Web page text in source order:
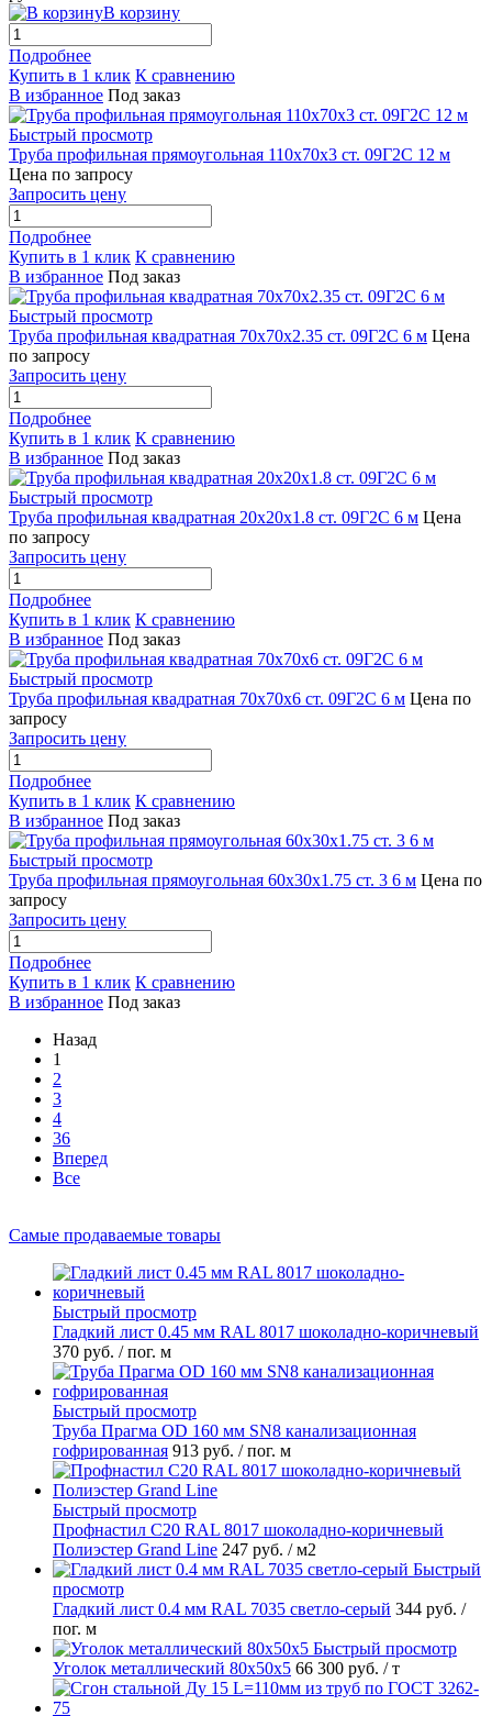
В корзину
Подробнее
Купить в 1 клик К сравнению
В избранное Под заказ
Быстрый просмотр
Труба профильная прямоугольная 110х70х3 ст. 09Г2С 12 м
Цена по запросу
Запросить цену
Подробнее
Купить в 1 клик К сравнению
В избранное Под заказ
Быстрый просмотр
Труба профильная квадратная 70х70х2.35 ст. 09Г2С 6 м Цена
по запросу
Запросить цену
Подробнее
Купить в 1 клик К сравнению
В избранное Под заказ
Быстрый просмотр
Труба профильная квадратная 20х20х1.8 ст. 09Г2С 6 м Цена
по запросу
Запросить цену
Подробнее
Купить в 1 клик К сравнению
В избранное Под заказ
Быстрый просмотр
Труба профильная квадратная 70х70х6 ст. 09Г2С 6 м Цена по
запросу
Запросить цену
Подробнее
Купить в 1 клик К сравнению
В избранное Под заказ
Быстрый просмотр
Труба профильная прямоугольная 60х30х1.75 ст. 3 6 м Цена по
запросу
Запросить цену
Подробнее
Купить в 1 клик К сравнению
В избранное Под заказ
Назад
1
2
3
4
36
Вперед
Все
Самые продаваемые товары
Быстрый просмотр
Гладкий лист 0.45 мм RAL 8017 шоколадно-коричневый
370 руб. / пог. м
Быстрый просмотр
Труба Прагма OD 160 мм SN8 канализационная
гофрированная 913 руб. / пог. м
Быстрый просмотр
Профнастил С20 RAL 8017 шоколадно-коричневый
Полиэстер Grand Line 247 руб. / м2
Быстрый
просмотр
Гладкий лист 0.4 мм RAL 7035 светло-серый 344 руб. /
пог. м
Быстрый просмотр
Уголок металлический 80х50х5 66 300 руб. / т